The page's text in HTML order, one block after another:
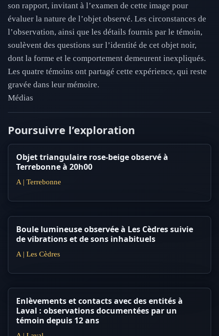
son rapport, invitant à l’examen de cette image pour
évaluer la nature de l’objet observé. Les circonstances de
l’observation, ainsi que les détails fournis par le témoin,
soulèvent des questions sur l’identité de cet objet noir,
dont la forme et le comportement demeurent inexpliqués.
Les quatre témoins ont partagé cette expérience, qui reste
gravée dans leur mémoire.
Médias
Poursuivre l’exploration
Objet triangulaire rose-beige observé à
Terrebonne à 20h00
A | Terrebonne
Boule lumineuse observée à Les Cèdres suivie
de vibrations et de sons inhabituels
A | Les Cèdres
Enlèvements et contacts avec des entités à
Laval : observations documentées par un
témoin depuis 12 ans